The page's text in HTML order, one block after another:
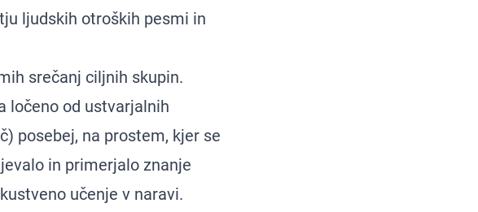
ljudskih otroških pesmi in
srečanj ciljnih skupin.
ločeno od ustvarjalnih
posebej, na prostem, kjer se
in primerjalo znanje
učenje v naravi.